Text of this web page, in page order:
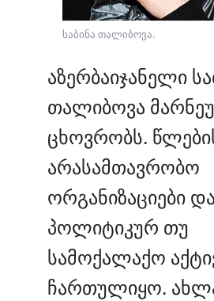
საბინა თალიბოვა.
აზერბაიჯანელი
თალიბოვა
ცხოვრობს.
არასამთავრობო
ორგანიზაციები
პოლიტიკურ თუ
სამოქალაქო
ჩართულიყო.